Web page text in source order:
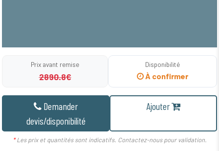
Prix avant remise
2890.8€
Disponibilité
À confirmer
Demander
devis/disponibilité
Ajouter
*Les prix et quantités sont indicatifs. Contactez-nous pour validation.